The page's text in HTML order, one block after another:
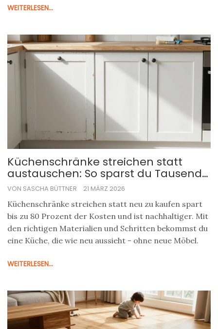
WEITERLESEN...
Küchenschränke streichen statt
austauschen: So sparst du Tausende
bei deiner Küchenrenovierung
VON SASCHA BÜTTNER 21 MÄRZ 2026
Küchenschränke streichen statt neu zu kaufen spart
bis zu 80 Prozent der Kosten und ist nachhaltiger. Mit
den richtigen Materialien und Schritten bekommst du
eine Küche, die wie neu aussieht - ohne neue Möbel.
WEITERLESEN...